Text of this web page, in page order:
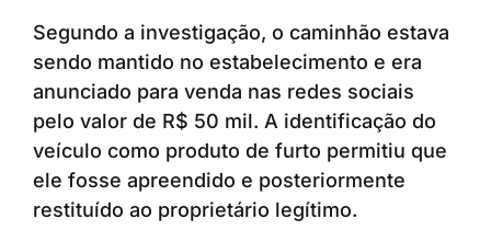
Segundo a investigação, o caminhão estava
sendo mantido no estabelecimento e era
anunciado para venda nas redes sociais
pelo valor de R$ 50 mil. A identificação do
veículo como produto de furto permitiu que
ele fosse apreendido e posteriormente
restituído ao proprietário legítimo.